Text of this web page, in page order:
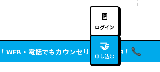
🚪
ログイン
🤝
申し込む
WEB・電話でもカウンセリング実施中！